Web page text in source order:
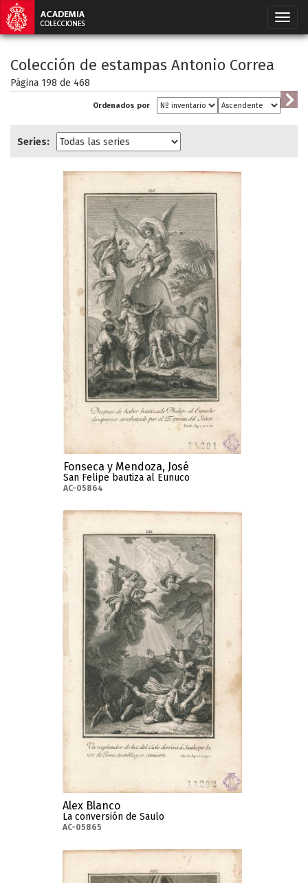
Colección de estampas Antonio Correa
Página 198 de 468
Ordenados por
Series:
Fonseca y Mendoza, José
San Felipe bautiza al Eunuco
AC-05864
Alex Blanco
La conversión de Saulo
AC-05865